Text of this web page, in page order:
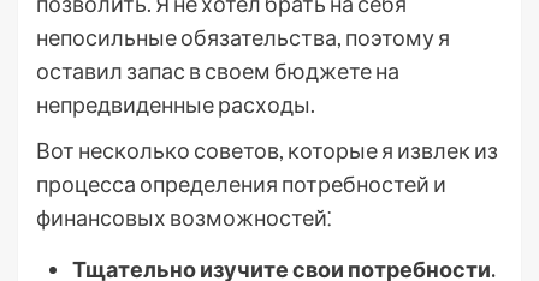
непосильные обязательства, поэтому я
оставил запас в своем бюджете на
непредвиденные расходы.
Вот несколько советов, которые я извлек из
процесса определения потребностей и
финансовых возможностей⁚
Тщательно изучите свои потребности.